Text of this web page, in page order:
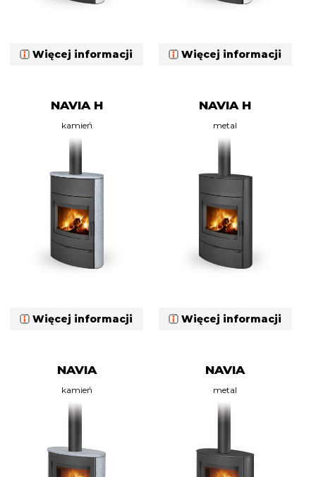
Więcej informacji Więcej informacji
NAVIA H
kamień
Więcej informacji
NAVIA H
metal
Więcej informacji
NAVIA
kamień
NAVIA
metal